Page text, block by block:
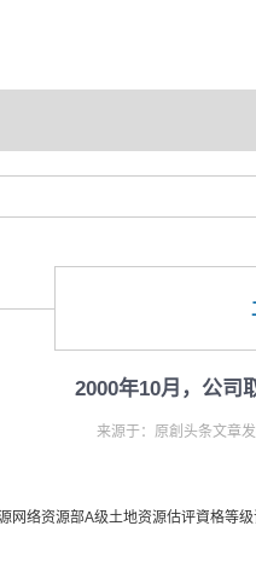
2000年10月，公司
来源于：原創头条文章
络资源部A级土地资源估评資格等级